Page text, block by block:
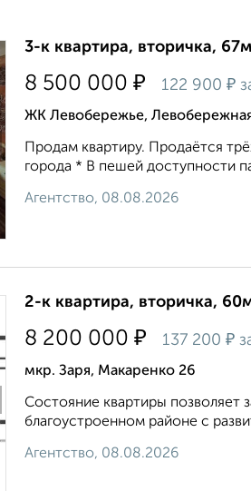
3-к квартира, вторичка,
8 500 000 ₽ 122 900 ₽
ЖК Левобережье,
Продам квартиру. Продаётся
города * В пешей доступности
Агентство, 08.08.2026
2-к квартира, вторичка,
8 200 000 ₽ 137 200 ₽
мкр. Заря, Макаренко 26
Состояние квартиры позволяет
благоустроенном районе с
Агентство, 08.08.2026